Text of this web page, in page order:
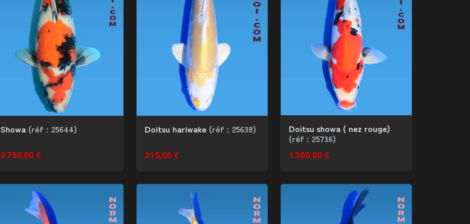
Showa (réf : 25644)
3 750,00 €
Doitsu hariwake (réf : 25638)
315,00 €
Doitsu showa ( nez rouge)
(réf : 25736)
1 300,00 €